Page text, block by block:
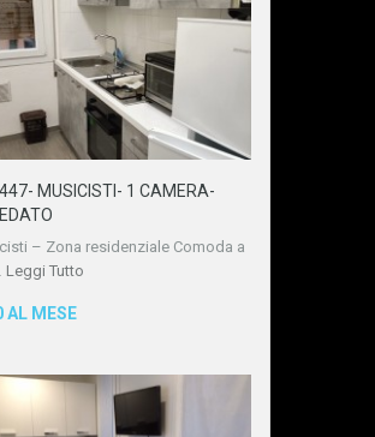
MUSICISTI- 1 CAMERA-
– Zona residenziale Comoda a
Leggi Tutto
AL MESE